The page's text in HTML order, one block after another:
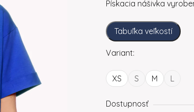
Pískacia nášivka
Tabuľka veľkostí
Variant:
XS S M L
Dostupnosť